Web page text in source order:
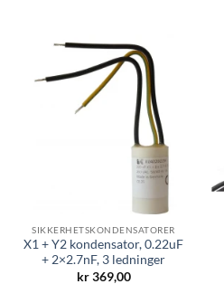
SIKKERHETSKONDENSATORER
X1 + Y2 kondensator, 0.22uF
+ 2×2.7nF, 3 ledninger
kr369,00